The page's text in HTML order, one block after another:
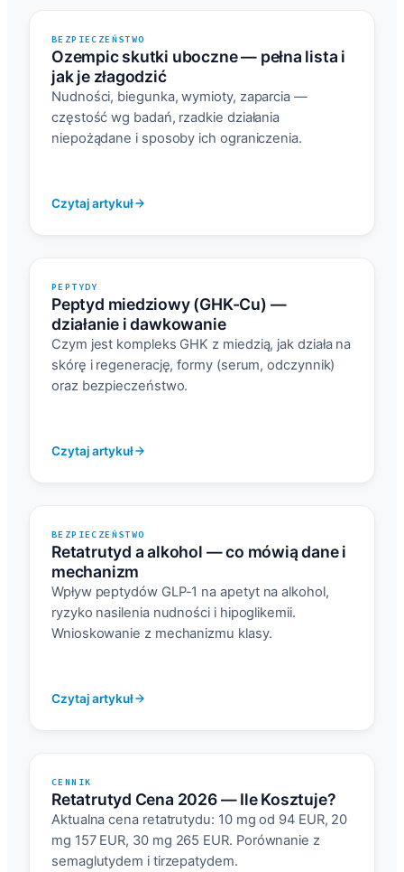
BEZPIECZEŃSTWO
Ozempic skutki uboczne — pełna lista i
jak je złagodzić
Nudności, biegunka, wymioty, zaparcia —
częstość wg badań, rzadkie działania
niepożądane i sposoby ich ograniczenia.
Czytaj artykuł
PEPTYDY
Peptyd miedziowy (GHK-Cu) —
działanie i dawkowanie
Czym jest kompleks GHK z miedzią, jak działa na
skórę i regenerację, formy (serum, odczynnik)
oraz bezpieczeństwo.
Czytaj artykuł
BEZPIECZEŃSTWO
Retatrutyd a alkohol — co mówią dane i
mechanizm
Wpływ peptydów GLP-1 na apetyt na alkohol,
ryzyko nasilenia nudności i hipoglikemii.
Wnioskowanie z mechanizmu klasy.
Czytaj artykuł
CENNIK
Retatrutyd Cena 2026 — Ile Kosztuje?
Aktualna cena retatrutydu: 10 mg od 94 EUR, 20
mg 157 EUR, 30 mg 265 EUR. Porównanie z
semaglutydem i tirzepatydem.